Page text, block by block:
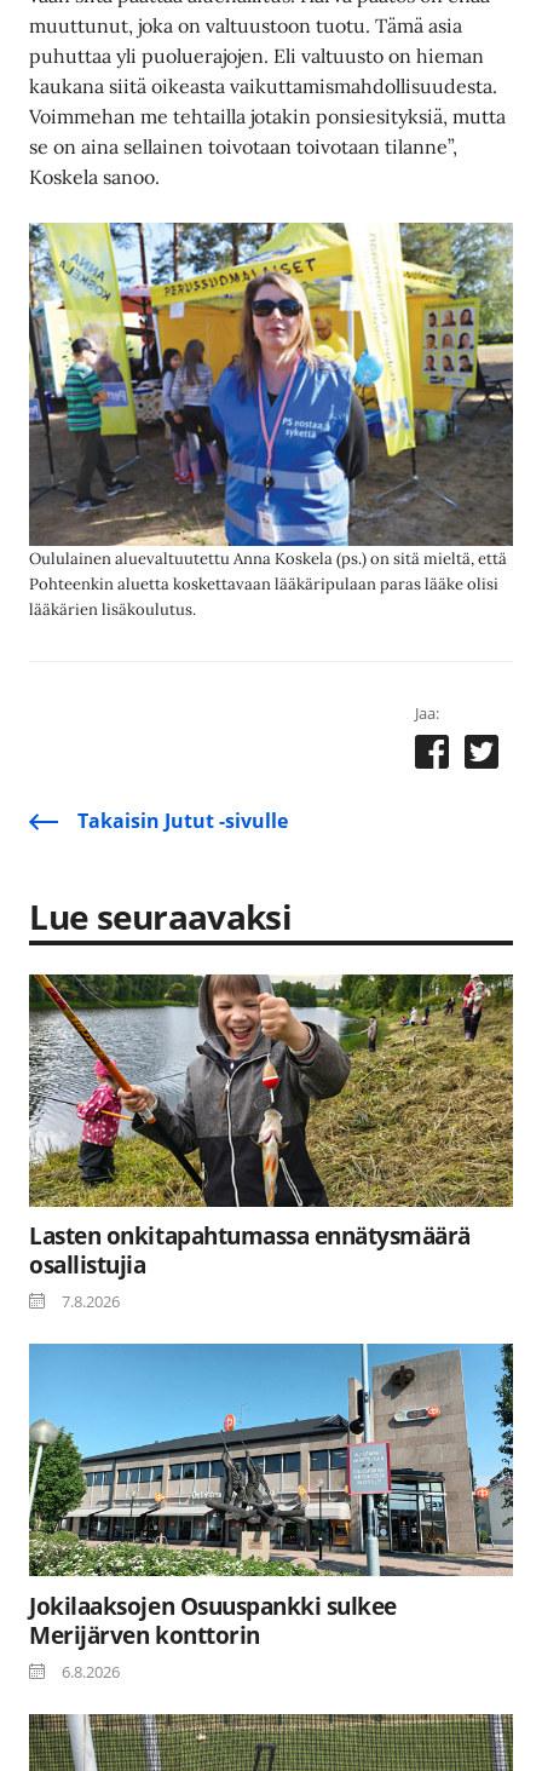
muuttunut, joka on valtuustoon tuotu. Tämä asia
puhuttaa yli puoluerajojen. Eli valtuusto on hieman
kaukana siitä oikeasta vaikuttamismahdollisuudesta.
Voimmehan me tehtailla jotakin ponsiesityksiä, mutta
se on aina sellainen toivotaan toivotaan tilanne”,
Koskela sanoo.
Oululainen aluevaltuutettu Anna Koskela (ps.) on sitä mieltä, että
Pohteenkin aluetta koskettavaan lääkäripulaan paras lääke olisi
lääkärien lisäkoulutus.
Jaa:
Takaisin Jutut -sivulle
Lue seuraavaksi
Lasten onkitapahtumassa ennätysmäärä
osallistujia
7.8.2026
Jokilaaksojen Osuuspankki sulkee
Merijärven konttorin
6.8.2026